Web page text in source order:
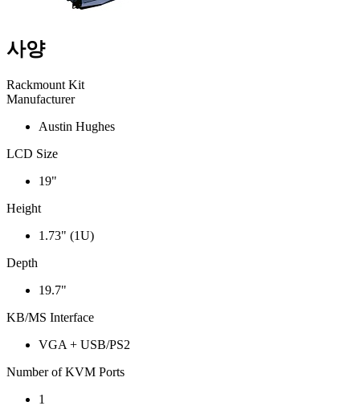
사양
Rackmount Kit
Manufacturer
Austin Hughes
LCD Size
19"
Height
1.73" (1U)
Depth
19.7"
KB/MS Interface
VGA + USB/PS2
Number of KVM Ports
1